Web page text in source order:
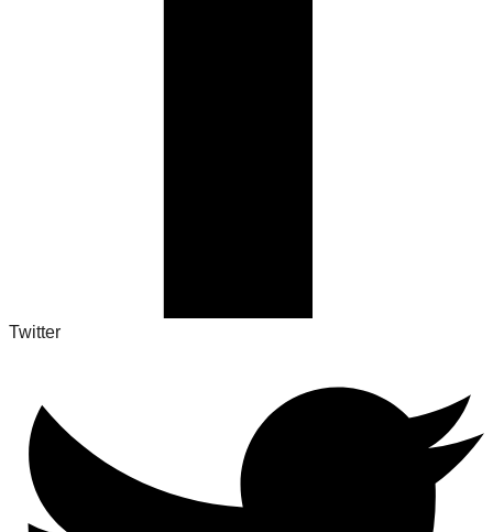
Twitter